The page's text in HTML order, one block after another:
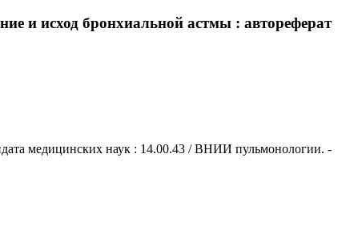
и исход бронхиальной астмы : автореферат
медицинских наук : 14.00.43 / ВНИИ пульмонологии. -